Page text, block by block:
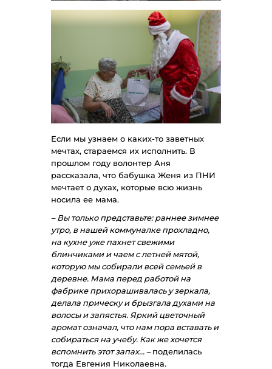
Если мы узнаем о каких-то заветных
мечтах, стараемся их исполнить. В
прошлом году волонтер Аня
рассказала, что бабушка Женя из ПНИ
мечтает о духах, которые всю жизнь
носила ее мама.
– Вы только представьте: раннее зимнее
утро, в нашей коммуналке прохладно,
на кухне уже пахнет свежими
блинчиками и чаем с летней мятой,
которую мы собирали всей семьей в
деревне. Мама перед работой на
фабрике прихорашивалась у зеркала,
делала прическу и брызгала духами на
волосы и запястья. Яркий цветочный
аромат означал, что нам пора вставать и
собираться на учебу. Как же хочется
вспомнить этот запах… –поделилась
тогда Евгения Николаевна.